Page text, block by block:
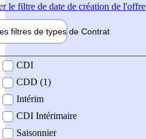
le filtre de date de création de l'offre
filtres de types de Contrat
contrat
CDI
CDD (1)
Intérim
CDI Intérimaire
Saisonnier